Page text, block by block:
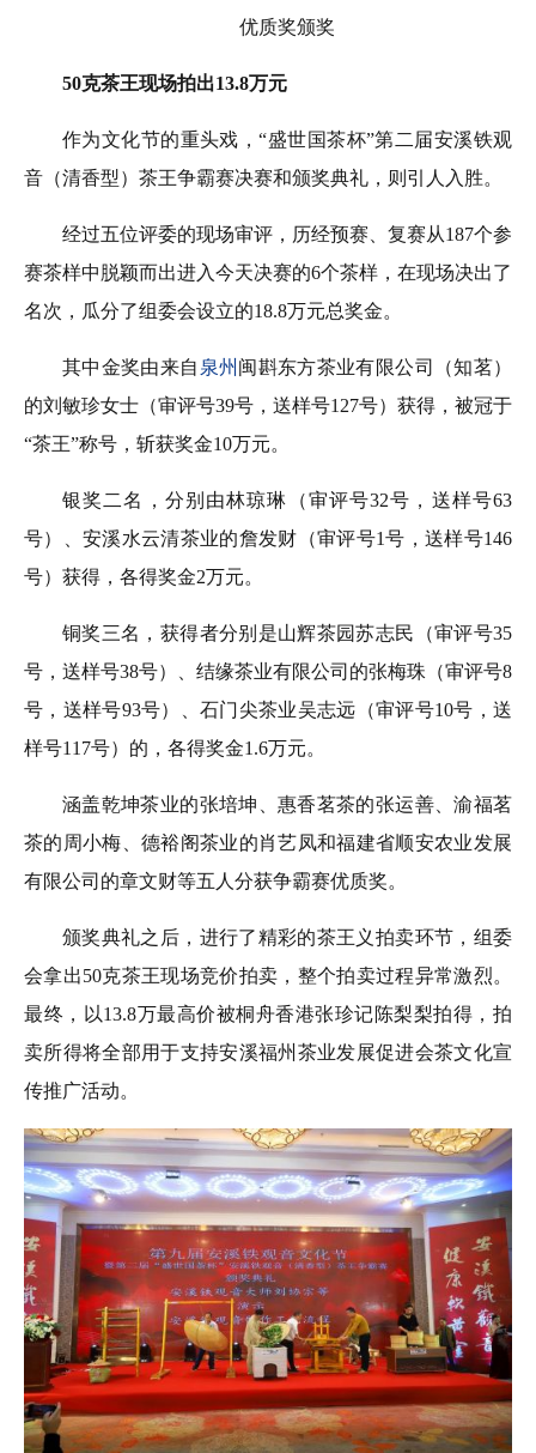
优质奖颁奖
50克茶王现场拍出13.8万元
作为文化节的重头戏，“盛世国茶杯”第二届安溪铁观
音（清香型）茶王争霸赛决赛和颁奖典礼，则引人入胜。
经过五位评委的现场审评，历经预赛、复赛从187个参
赛茶样中脱颖而出进入今天决赛的6个茶样，在现场决出了
名次，瓜分了组委会设立的18.8万元总奖金。
其中金奖由来自 泉州 闽斟东方茶业有限公司（知茗）
的刘敏珍女士（审评号39号，送样号127号）获得，被冠于
“茶王”称号，斩获奖金10万元。
银奖二名，分别由林琼琳（审评号32号，送样号63
号）、安溪水云清茶业的詹发财（审评号1号，送样号146
号）获得，各得奖金2万元。
铜奖三名，获得者分别是山辉茶园苏志民（审评号35
号，送样号38号）、结缘茶业有限公司的张梅珠（审评号8
号，送样号93号）、石门尖茶业吴志远（审评号10号，送
样号117号）的，各得奖金1.6万元。
涵盖乾坤茶业的张培坤、惠香茗茶的张运善、渝福茗
茶的周小梅、德裕阁茶业的肖艺凤和福建省顺安农业发展
有限公司的章文财等五人分获争霸赛优质奖。
颁奖典礼之后，进行了精彩的茶王义拍卖环节，组委
会拿出50克茶王现场竞价拍卖，整个拍卖过程异常激烈。
最终，以13.8万最高价被桐舟香港张珍记陈梨梨拍得，拍
卖所得将全部用于支持安溪福州茶业发展促进会茶文化宣
传推广活动。